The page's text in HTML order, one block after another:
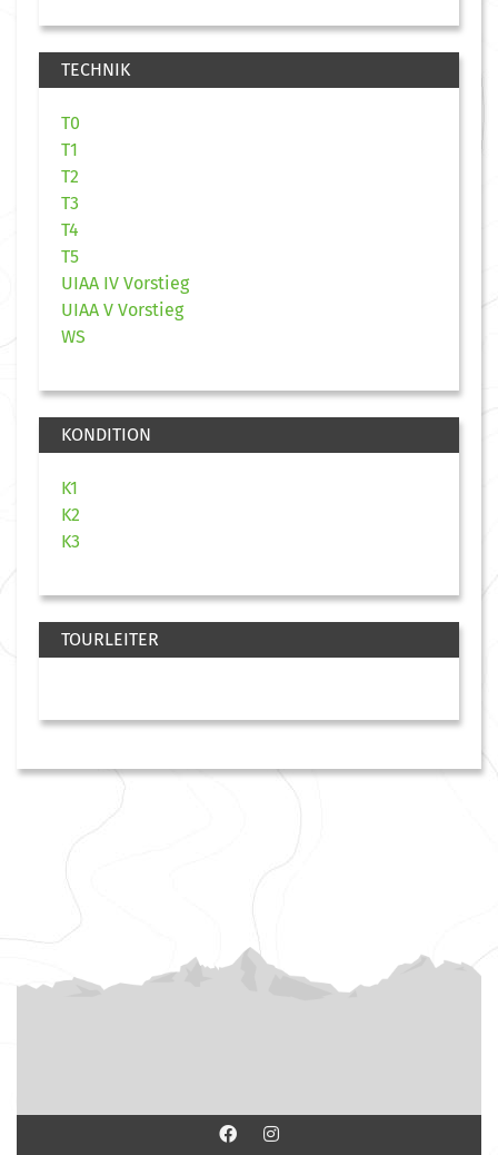
TECHNIK
T0
T1
T2
T3
T4
T5
UIAA IV Vorstieg
UIAA V Vorstieg
WS
KONDITION
K1
K2
K3
TOURLEITER